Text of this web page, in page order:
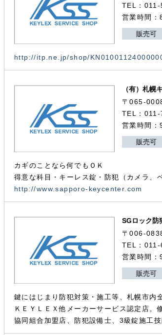
TEL：
営業時間
販売可
http://itp.ne.jp/shop/
（有）札幌
〒065-
TEL：
営業時間
販売可
カギのことなら何でもＯＫ
得意な科目・キーレス錠・防犯（カメラ
http://www.sapporo-keycenter.com
SGロック防
〒006-
TEL：
営業時間
販売可
鍵にはじまり防犯対策・施工等、札幌市内
ＫＥＹＬＥＸ他メーカーサービス認定店
協同組合加盟店、防犯設備士、3級錠施工